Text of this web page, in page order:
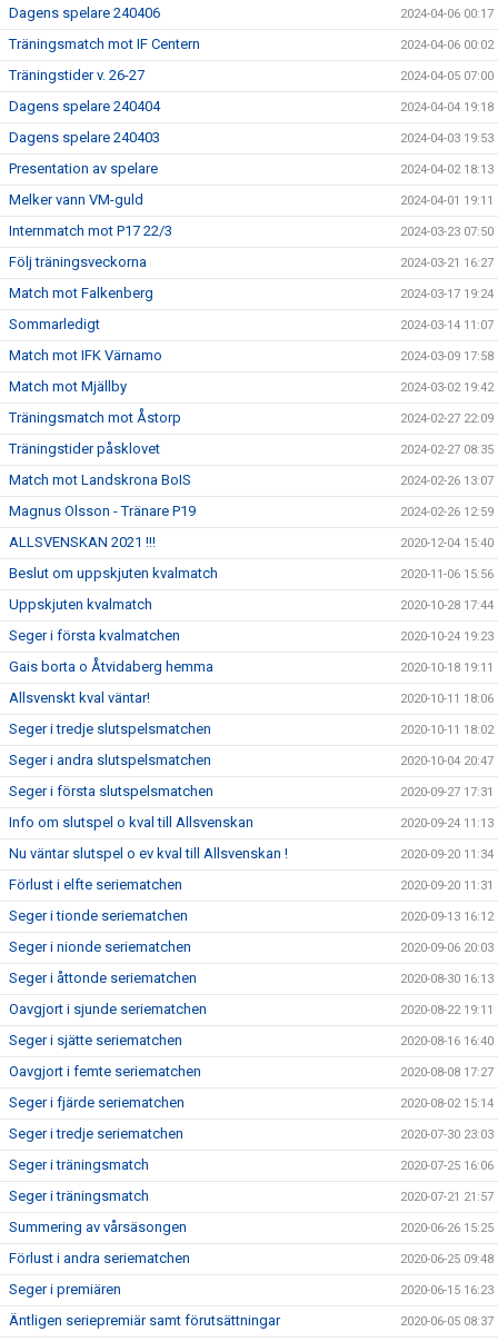
Dagens spelare 240406 2024-04-06 00:17
Träningsmatch mot IF Centern 2024-04-06 00:02
Träningstider v. 26-27 2024-04-05 07:00
Dagens spelare 240404 2024-04-04 19:18
Dagens spelare 240403 2024-04-03 19:53
Presentation av spelare 2024-04-02 18:13
Melker vann VM-guld 2024-04-01 19:11
Internmatch mot P17 22/3 2024-03-23 07:50
Följ träningsveckorna 2024-03-21 16:27
Match mot Falkenberg 2024-03-17 19:24
Sommarledigt 2024-03-14 11:07
Match mot IFK Värnamo 2024-03-09 17:58
Match mot Mjällby 2024-03-02 19:42
Träningsmatch mot Åstorp 2024-02-27 22:09
Träningstider påsklovet 2024-02-27 08:35
Match mot Landskrona BoIS 2024-02-26 13:07
Magnus Olsson - Tränare P19 2024-02-26 12:59
ALLSVENSKAN 2021 !!! 2020-12-04 15:40
Beslut om uppskjuten kvalmatch 2020-11-06 15:56
Uppskjuten kvalmatch 2020-10-28 17:44
Seger i första kvalmatchen 2020-10-24 19:23
Gais borta o Åtvidaberg hemma 2020-10-18 19:11
Allsvenskt kval väntar! 2020-10-11 18:06
Seger i tredje slutspelsmatchen 2020-10-11 18:02
Seger i andra slutspelsmatchen 2020-10-04 20:47
Seger i första slutspelsmatchen 2020-09-27 17:31
Info om slutspel o kval till Allsvenskan 2020-09-24 11:13
Nu väntar slutspel o ev kval till Allsvenskan ! 2020-09-20 11:34
Förlust i elfte seriematchen 2020-09-20 11:31
Seger i tionde seriematchen 2020-09-13 16:12
Seger i nionde seriematchen 2020-09-06 20:03
Seger i åttonde seriematchen 2020-08-30 16:13
Oavgjort i sjunde seriematchen 2020-08-22 19:11
Seger i sjätte seriematchen 2020-08-16 16:40
Oavgjort i femte seriematchen 2020-08-08 17:27
Seger i fjärde seriematchen 2020-08-02 15:14
Seger i tredje seriematchen 2020-07-30 23:03
Seger i träningsmatch 2020-07-25 16:06
Seger i träningsmatch 2020-07-21 21:57
Summering av vårsäsongen 2020-06-26 15:25
Förlust i andra seriematchen 2020-06-25 09:48
Seger i premiären 2020-06-15 16:23
Äntligen seriepremiär samt förutsättningar 2020-06-05 08:37